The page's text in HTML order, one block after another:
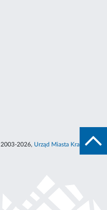
2026, Urząd Miasta Krakowa